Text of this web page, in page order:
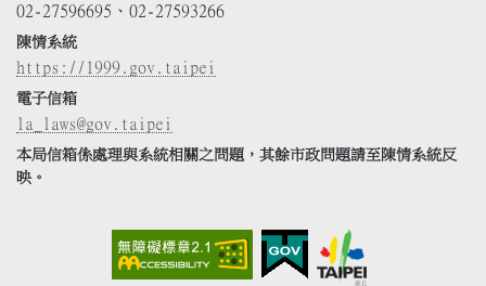
02-27596695、02-27593266
陳情系統
https://1999.gov.taipei
電子信箱
la_laws@gov.taipei
本局信箱係處理與系統相關之問題，其餘市政問題請至陳情系統反
映。